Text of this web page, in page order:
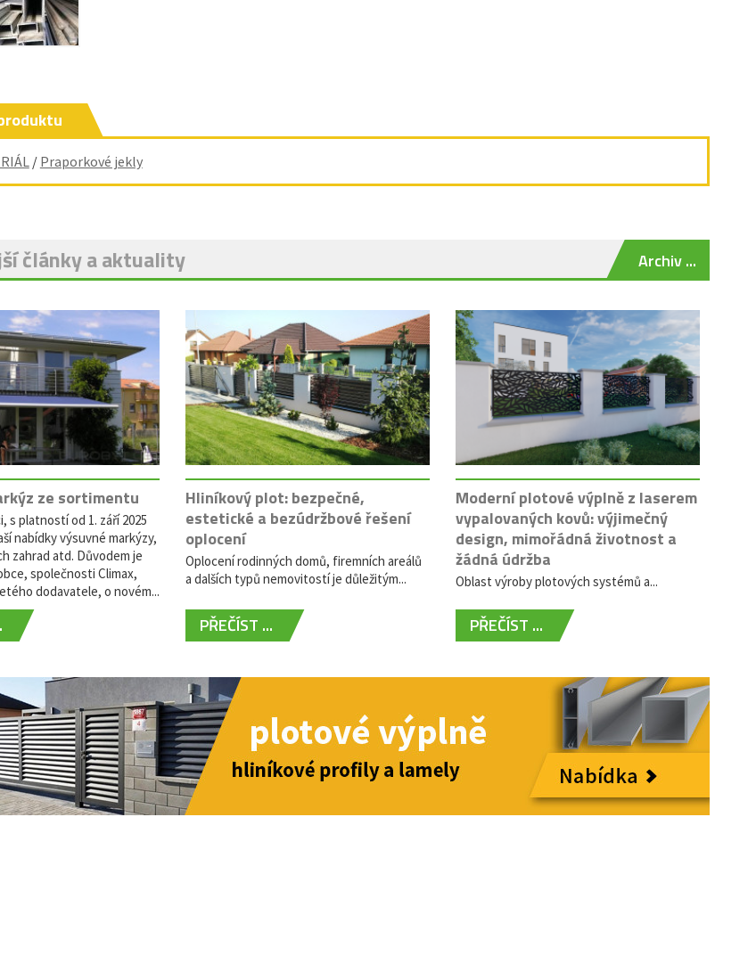
/ Praporkové jekly
články a aktuality
ze sortimentu
s platností od 1. září 2025
nabídky výsuvné markýzy,
zahrad atd. Důvodem je
společnosti Climax,
dodavatele, o novém...
Hliníkový plot: bezpečné,
estetické a bezúdržbové řešení
oplocení
Oplocení rodinných domů, firemních areálů
a dalších typů nemovitostí je důležitým...
PŘEČÍST ...
Moderní plotové výplně z laserem
vypalovaných kovů: výjimečný
design, mimořádná životnost a
žádná údržba
Oblast výroby plotových systémů a...
PŘEČÍST ...
Archiv ...